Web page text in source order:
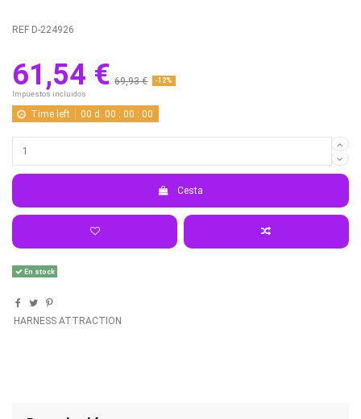
REF D-224926
61,54 € 69,93 € -12%
Impuestos incluidos
Time left 00 d. 00 :00 :00
Cesta
En stock
HARNESS ATTRACTION